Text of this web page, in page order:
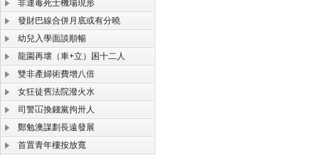
非運毒死士機場現形
發財巴線合併月底或有分曉
幼兒入學面談順暢
龍園再壞（車+立）困十二人
雙非產婦術費增八倍
女狂徒舊法院潑火水
司警冚換錢黨拘卅人
鄭勉澳謀劃長遠發展
首置青年樓按放寬